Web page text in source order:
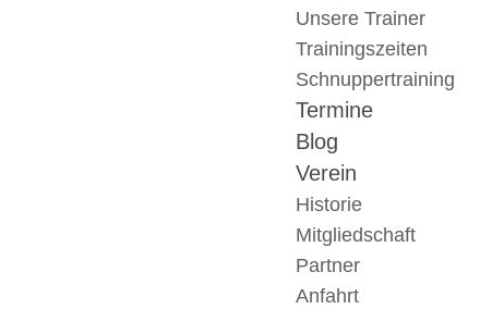
Unsere Trainer
Trainingszeiten
Schnuppertraining
Termine
Blog
Verein
Historie
Mitgliedschaft
Partner
Anfahrt